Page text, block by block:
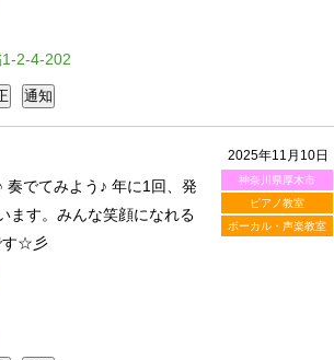
2-4-202
2025年11月10日
神奈川県厚木市
ピアノ教室
ボーカル・声楽教室
奏でてみよう♪ 年に1回、発
ます。みんな笑顔になれる
す☆彡